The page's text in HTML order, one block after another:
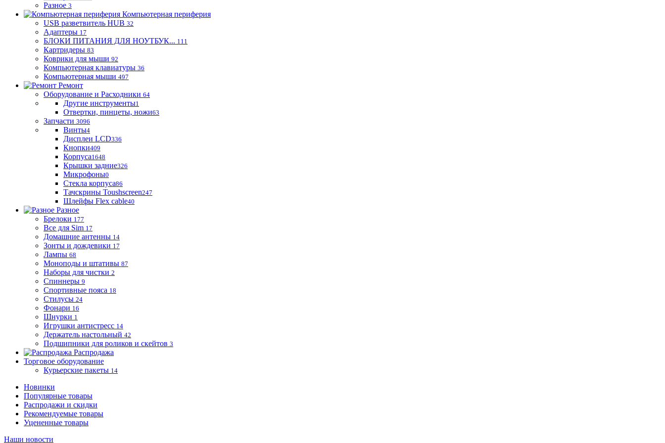
Разное 3
Компьютерная периферия
USB разветвитель HUB 32
Адаптеры 17
БЛОКИ ПИТАНИЯ ДЛЯ НОУТБУК... 111
Картридеры 83
Коврики для мыши 92
Компьютерная клавиатуры 36
Компьютерная мыши 497
Ремонт
Оборудование и Расходники 64
Другие инструменты1
Отвертки, пинцеты, ножи63
Запчасти 3096
Винты4
Дисплеи LCD336
Кнопки409
Корпуса1648
Крышки задние326
Микрофоны0
Стекла корпуса86
Тачскрины Toushscreen247
Шлейфы Flex cable40
Разное
Брелоки 177
Все для Sim 17
Домашние антенны 14
Зонты и дождевики 17
Лампы 68
Моноподы и штативы 87
Наборы для чистки 2
Спиннеры 9
Спортивные пояса 18
Стилусы 24
Фонари 16
Шнурки 1
Игрушки антистресс 14
Держатель настольный 42
Подшипники для роликов и скейтов 3
Распродажа
Торговое оборудование
Курьерские пакеты 14
Новинки
Популярные товары
Распродажи и скидки
Рекомендуемые товары
Уцененные товары
Наши новости